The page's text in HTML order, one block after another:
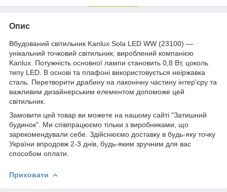
Опис
Вбудований світильник Kanlux Sola LED WW (23100) —
унікальний точковий світильник, вироблений компанією
Kanlux. Потужність основної лампи становить 0,8 Вт, цоколь
типу LED. В основі та плафоні використовується неіржавка
сталь. Перетворити драбину на лаконічну частину інтер'єру та
важливим дизайнерським елементом допоможе цей
світильник.
Замовити цей товар ви можете на нашому сайті "Затишний
будинок". Ми співпрацюємо тільки з виробниками, що
зарекомендували себе. Здійснюємо доставку в будь-яку точку
України впродовж 2-3 днів, будь-яким зручним для вас
способом оплати.
Приховати